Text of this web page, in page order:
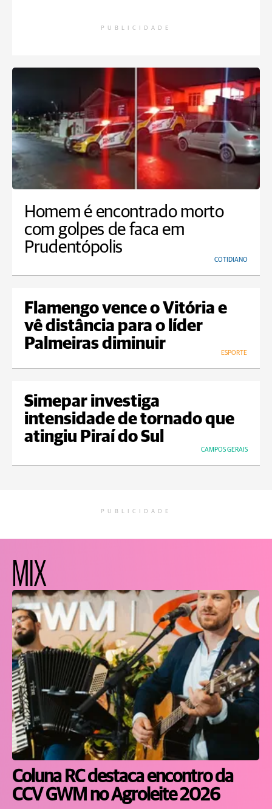
PUBLICIDADE
Homem é encontrado morto
com golpes de faca em
Prudentópolis
COTIDIANO
Flamengo vence o Vitória e
vê distância para o líder
Palmeiras diminuir
ESPORTE
Simepar investiga
intensidade de tornado que
atingiu Piraí do Sul
CAMPOS GERAIS
PUBLICIDADE
MIX
Coluna RC destaca encontro da
CCV GWM no Agroleite 2026